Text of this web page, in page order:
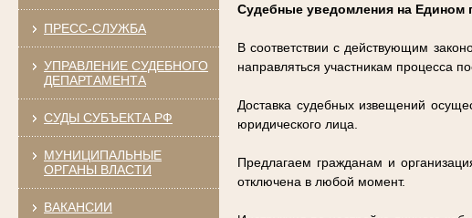
ПРЕСС-СЛУЖБА
УПРАВЛЕНИЕ СУДЕБНОГО
ДЕПАРТАМЕНТА
СУДЫ СУБЪЕКТА РФ
МУНИЦИПАЛЬНЫЕ
ОРГАНЫ ВЛАСТИ
ВАКАНСИИ
Судебные уведомления на Едином
В соответствии с действующим
направляться участникам процесса
Доставка судебных извещений
юридического лица.
Предлагаем гражданам и
отключена в любой момент.